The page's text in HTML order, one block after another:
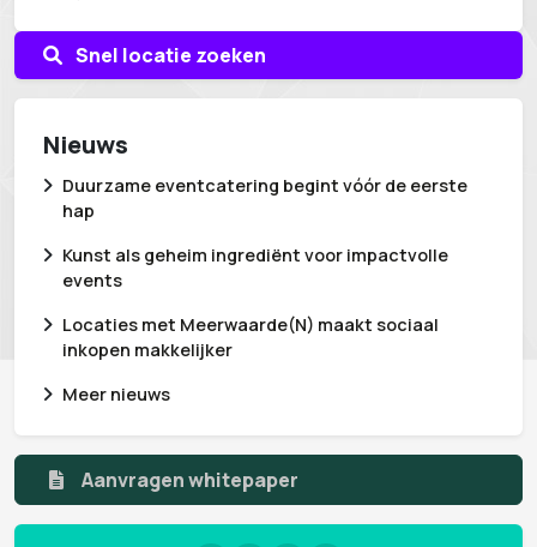
Snel locatie zoeken
Nieuws
Duurzame eventcatering begint vóór de eerste
hap
Kunst als geheim ingrediënt voor impactvolle
events
Locaties met Meerwaarde(N) maakt sociaal
inkopen makkelijker
Meer nieuws
Aanvragen whitepaper